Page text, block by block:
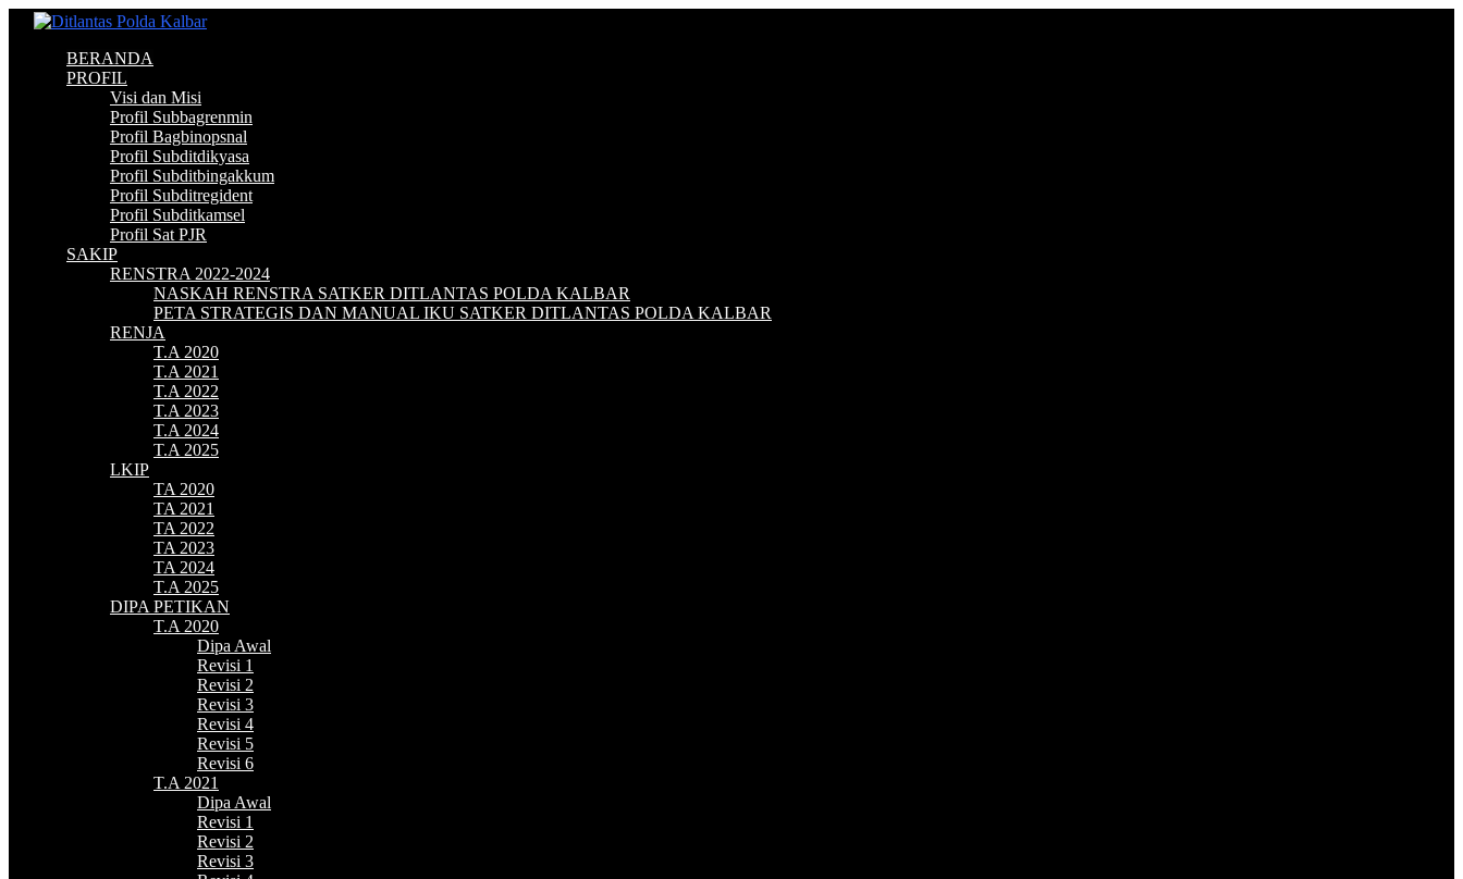
BERANDA
PROFIL
Visi dan Misi
Profil Subbagrenmin
Profil Bagbinopsnal
Profil Subditdikyasa
Profil Subditbingakkum
Profil Subditregident
Profil Subditkamsel
Profil Sat PJR
SAKIP
RENSTRA 2022-2024
NASKAH RENSTRA SATKER DITLANTAS POLDA KALBAR
PETA STRATEGIS DAN MANUAL IKU SATKER DITLANTAS POLDA KALBAR
RENJA
T.A 2020
T.A 2021
T.A 2022
T.A 2023
T.A 2024
T.A 2025
LKIP
TA 2020
TA 2021
TA 2022
TA 2023
TA 2024
T.A 2025
DIPA PETIKAN
T.A 2020
Dipa Awal
Revisi 1
Revisi 2
Revisi 3
Revisi 4
Revisi 5
Revisi 6
T.A 2021
Dipa Awal
Revisi 1
Revisi 2
Revisi 3